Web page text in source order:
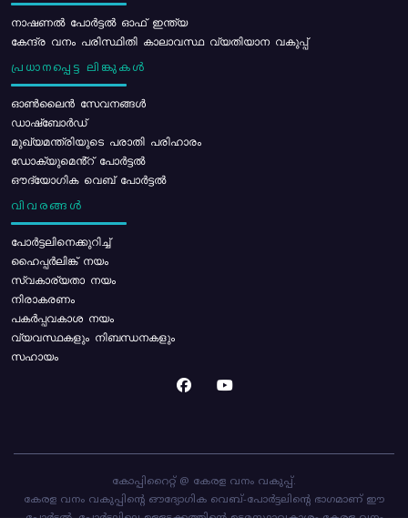
നാഷണൽ പോർട്ടൽ ഓഫ് ഇന്ത്യ
കേന്ദ്ര വനം പരിസ്ഥിതി കാലാവസ്ഥ വ്യതിയാന വകുപ്പ്
പ്രധാനപ്പെട്ട ലിങ്കുകൾ
ഓൺലൈൻ സേവനങ്ങൾ
ഡാഷ്ബോർഡ്
മുഖ്യമന്ത്രിയുടെ പരാതി പരിഹാരം
ഡോക്യുമെൻ്റ് പോർട്ടൽ
ഔദ്യോഗിക വെബ് പോർട്ടൽ
വിവരങ്ങൾ
പോര്‍ട്ടലിനെക്കുറിച്ച്
ഹൈപ്പർലിങ്ക് നയം
സ്വകാര്യതാ നയം
നിരാകരണം
പകർപ്പവകാശ നയം
വ്യവസ്ഥകളും നിബന്ധനകളും
സഹായം
കോപ്പിറൈറ്റ് @ കേരള വനം വകുപ്പ്.
കേരള വനം വകുപ്പിന്റെ ഔദ്യോഗിക വെബ്-പോർട്ടലിന്റെ ഭാഗമാണ് ഈ
പോർട്ടൽ. പോർട്ടലിലെ ഉള്ളടക്കത്തിന്റെ ഉടമസ്ഥാവകാശം കേരള വനം